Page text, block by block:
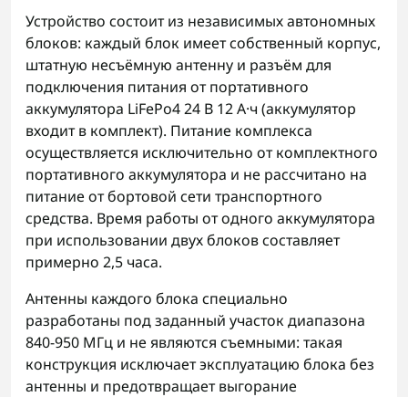
Устройство состоит из независимых автономных
блоков: каждый блок имеет собственный корпус,
штатную несъёмную антенну и разъём для
подключения питания от портативного
аккумулятора LiFePo4 24 В 12 А·ч (аккумулятор
входит в комплект). Питание комплекса
осуществляется исключительно от комплектного
портативного аккумулятора и не рассчитано на
питание от бортовой сети транспортного
средства. Время работы от одного аккумулятора
при использовании двух блоков составляет
примерно 2,5 часа.
Антенны каждого блока специально
разработаны под заданный участок диапазона
840-950 МГц и не являются съемными: такая
конструкция исключает эксплуатацию блока без
антенны и предотвращает выгорание